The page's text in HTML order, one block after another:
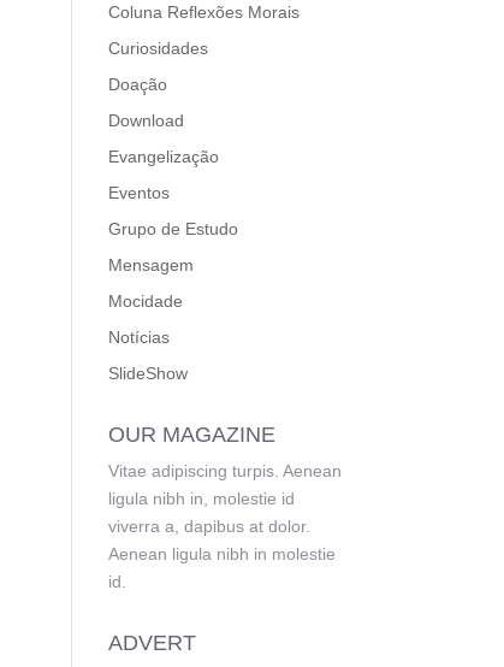
Coluna Reflexões Morais
Curiosidades
Doação
Download
Evangelização
Eventos
Grupo de Estudo
Mensagem
Mocidade
Notícias
SlideShow
OUR MAGAZINE
Vitae adipiscing turpis. Aenean
ligula nibh in, molestie id
viverra a, dapibus at dolor.
Aenean ligula nibh in molestie
id.
ADVERT